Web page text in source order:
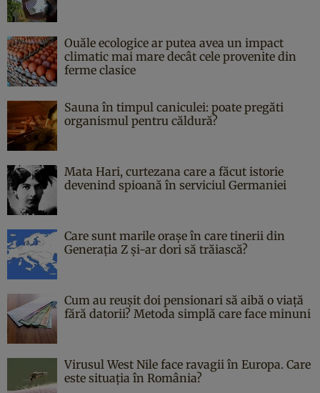
Ouăle ecologice ar putea avea un impact
climatic mai mare decât cele provenite din
ferme clasice
Sauna în timpul caniculei: poate pregăti
organismul pentru căldură?
Mata Hari, curtezana care a făcut istorie
devenind spioană în serviciul Germaniei
Care sunt marile orașe în care tinerii din
Generația Z și-ar dori să trăiască?
Cum au reușit doi pensionari să aibă o viață
fără datorii? Metoda simplă care face minuni
Virusul West Nile face ravagii în Europa. Care
este situația în România?